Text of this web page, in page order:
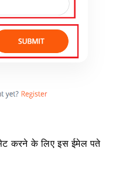
करने के लिए इस ईमेल पते